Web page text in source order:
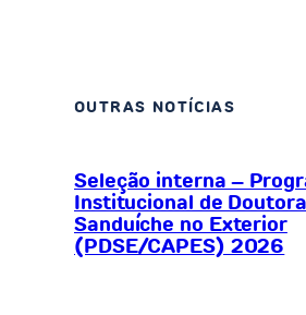
OUTRAS NOTÍCIAS
Seleção interna –
Institucional de
Sanduíche no Exterior
(PDSE/CAPES) 2026